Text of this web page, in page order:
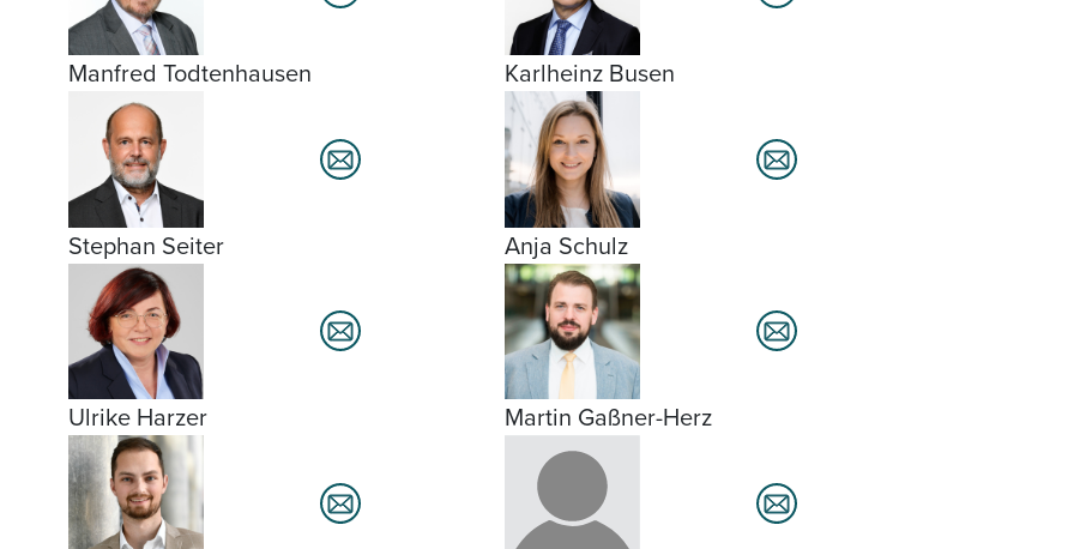
Manfred Todtenhausen Karlheinz Busen
Stephan Seiter Anja Schulz
Ulrike Harzer Martin Gaßner-Herz